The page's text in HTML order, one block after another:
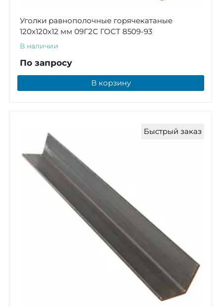
Уголки равнополочные горячекатаные
120х120х12 мм 09Г2С ГОСТ 8509-93
В наличии
По запросу
В корзину
Быстрый заказ